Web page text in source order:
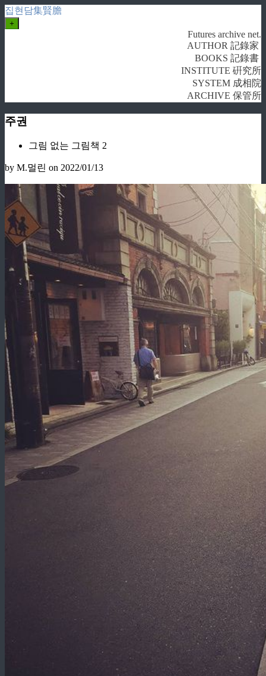
집현담集賢膽
+
Futures archive net.
AUTHOR 記錄家
BOOKS 記錄書
INSTITUTE 硏究所
SYSTEM 成相院
ARCHIVE 保管所
주권
그림 없는 그림책 2
by M.멀린 on 2022/01/13